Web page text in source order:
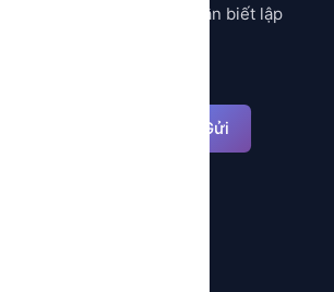
mọi quy trình không cần biết lập
Gửi